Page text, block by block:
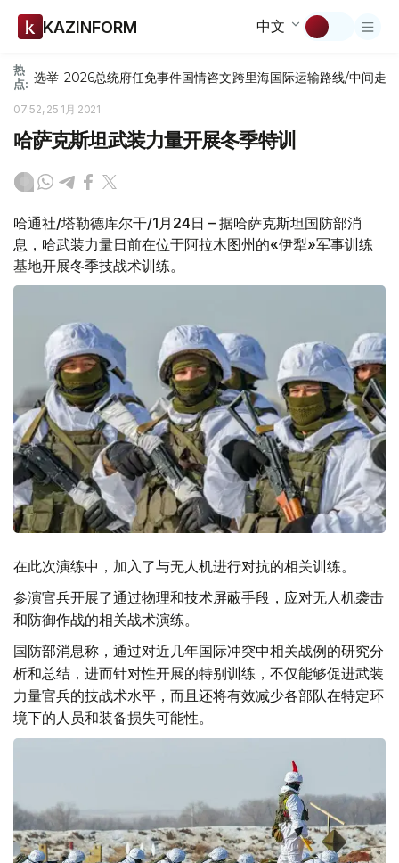
KAZINFORM 中文
热
点: 选举-2026总统府任免事件国情咨文跨里海国际运输路线/中间走廊
07:52, 25 1月 2021
哈萨克斯坦武装力量开展冬季特训
哈通社/塔勒德库尔干/1月24日 – 据哈萨克斯坦国防部消
息，哈武装力量日前在位于阿拉木图州的«伊犁»军事训练
基地开展冬季技战术训练。
在此次演练中，加入了与无人机进行对抗的相关训练。
参演官兵开展了通过物理和技术屏蔽手段，应对无人机袭击
和防御作战的相关战术演练。
国防部消息称，通过对近几年国际冲突中相关战例的研究分
析和总结，进而针对性开展的特别训练，不仅能够促进武装
力量官兵的技战术水平，而且还将有效减少各部队在特定环
境下的人员和装备损失可能性。